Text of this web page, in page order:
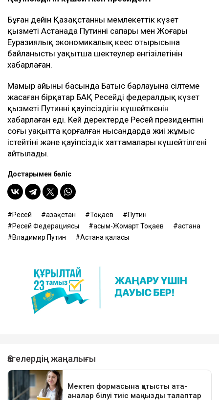
Бұған дейін Қазақстанның мемлекеттік күзет
қызметі Астанада Путиннің сапары мен Жоғары
Еуразиялық экономикалық кеңес отырысына
байланысты уақытша шектеулер енгізілетінін
хабарлаған.
Мамыр айының басында Батыс барлауына сілтеме
жасаған бірқатар БАҚ Ресейдің федералдық күзет
қызметі Путиннің қауіпсіздігін күшейткенін
хабарлаған еді. Кей деректерде Ресей президентінің
соңғы уақытта қорғалған нысандарда жиі жұмыс
істейтіні және қауіпсіздік хаттамалары күшейтілгені
айтылады.
Достарыңмен бөліс
Ресей Қазақстан Тоқаев
Путин
Ресей Федерациясы
Қасым-Жомарт Тоқаев
астана
Владимир Путин
Астана қаласы